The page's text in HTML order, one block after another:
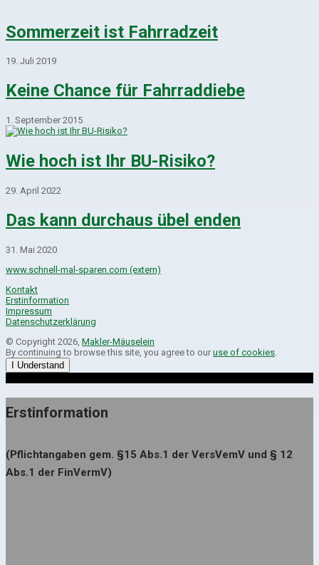
Sommerzeit ist Fahrradzeit
19. Juli 2019
Keine Chance für Fahrraddiebe
1. September 2015
Wie hoch ist Ihr BU-Risiko?
29. April 2022
Das kann durchaus übel enden
31. Mai 2020
www.schnell-mal-sparen.com (extern)
Kontakt
Erstinformation
Impressum
Datenschutzerklärung
© Copyright 2026, Makler-Mäuselein
By continuing to browse this site, you agree to our use of cookies
I Understand
Erstinformation
(Pflichtangaben gem. §15 Abs.1 der VersVemV und § 12
Abs.1 der FinVermV)